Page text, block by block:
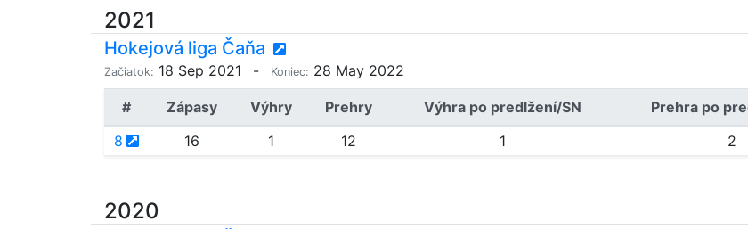
2021
Hokejová liga Čaňa
Začiatok: 18 Sep 2021 - Koniec: 28 May 2022
# Zápasy Výhry Prehry Výhra po predlžení/SN Prehra po
8
16 1 12 1 2
2020